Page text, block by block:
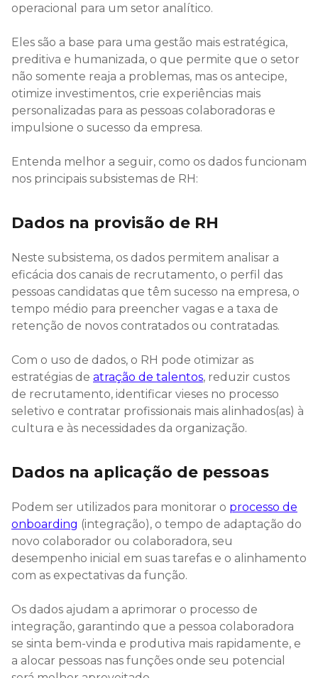
operacional para um setor analítico.
Eles são a base para uma gestão mais estratégica,
preditiva e humanizada, o que permite que o setor
não somente reaja a problemas, mas os antecipe,
otimize investimentos, crie experiências mais
personalizadas para as pessoas colaboradoras e
impulsione o sucesso da empresa.
Entenda melhor a seguir, como os dados funcionam
nos principais subsistemas de RH:
Dados na provisão de RH
Neste subsistema, os dados permitem analisar a
eficácia dos canais de recrutamento, o perfil das
pessoas candidatas que têm sucesso na empresa, o
tempo médio para preencher vagas e a taxa de
retenção de novos contratados ou contratadas.
Com o uso de dados, o RH pode otimizar as
estratégias de atração de talentos, reduzir custos
de recrutamento, identificar vieses no processo
seletivo e contratar profissionais mais alinhados(as) à
cultura e às necessidades da organização.
Dados na aplicação de pessoas
Podem ser utilizados para monitorar o processo de
onboarding (integração), o tempo de adaptação do
novo colaborador ou colaboradora, seu
desempenho inicial em suas tarefas e o alinhamento
com as expectativas da função.
Os dados ajudam a aprimorar o processo de
integração, garantindo que a pessoa colaboradora
se sinta bem-vinda e produtiva mais rapidamente, e
a alocar pessoas nas funções onde seu potencial